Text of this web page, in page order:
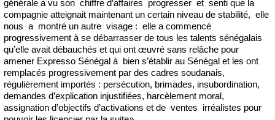
générale a vu son chiffre d’affaires progresser et senti que la
compagnie atteignait maintenant un certain niveau de stabilité, elle
nous a montré un autre visage : elle a commencé
progressivement à se débarrasser de tous les talents sénégalais
qu’elle avait débauchés et qui ont œuvré sans relâche pour
amener Expresso Sénégal à bien s’établir au Sénégal et les ont
remplacés progressivement par des cadres soudanais,
régulièrement importés : persécution, brimades, insubordination,
demandes d’explication injustifiées, harcèlement moral,
assignation d’objectifs d’activations et de ventes irréalistes pour